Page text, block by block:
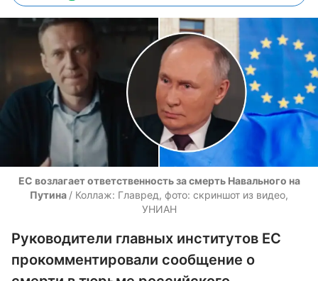
ЕС возлагает ответственность за смерть Навального на
Путина / Коллаж: Главред, фото: скриншот из видео,
УНИАН
Руководители главных институтов ЕС
прокомментировали сообщение о